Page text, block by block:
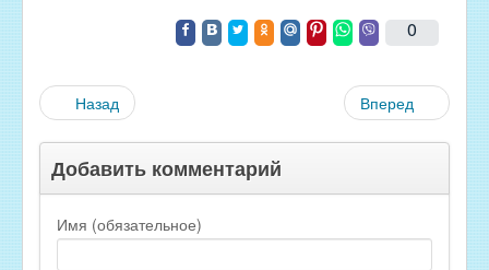
0
Назад Вперед
Добавить комментарий
Имя (обязательное)